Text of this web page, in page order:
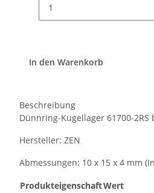
In den Warenkorb
Beschreibung
Dünnring-Kugellager 61700-2RS
Hersteller: ZEN
Abmessungen: 10 x 15 x 4 mm
ProdukteigenschaftWert